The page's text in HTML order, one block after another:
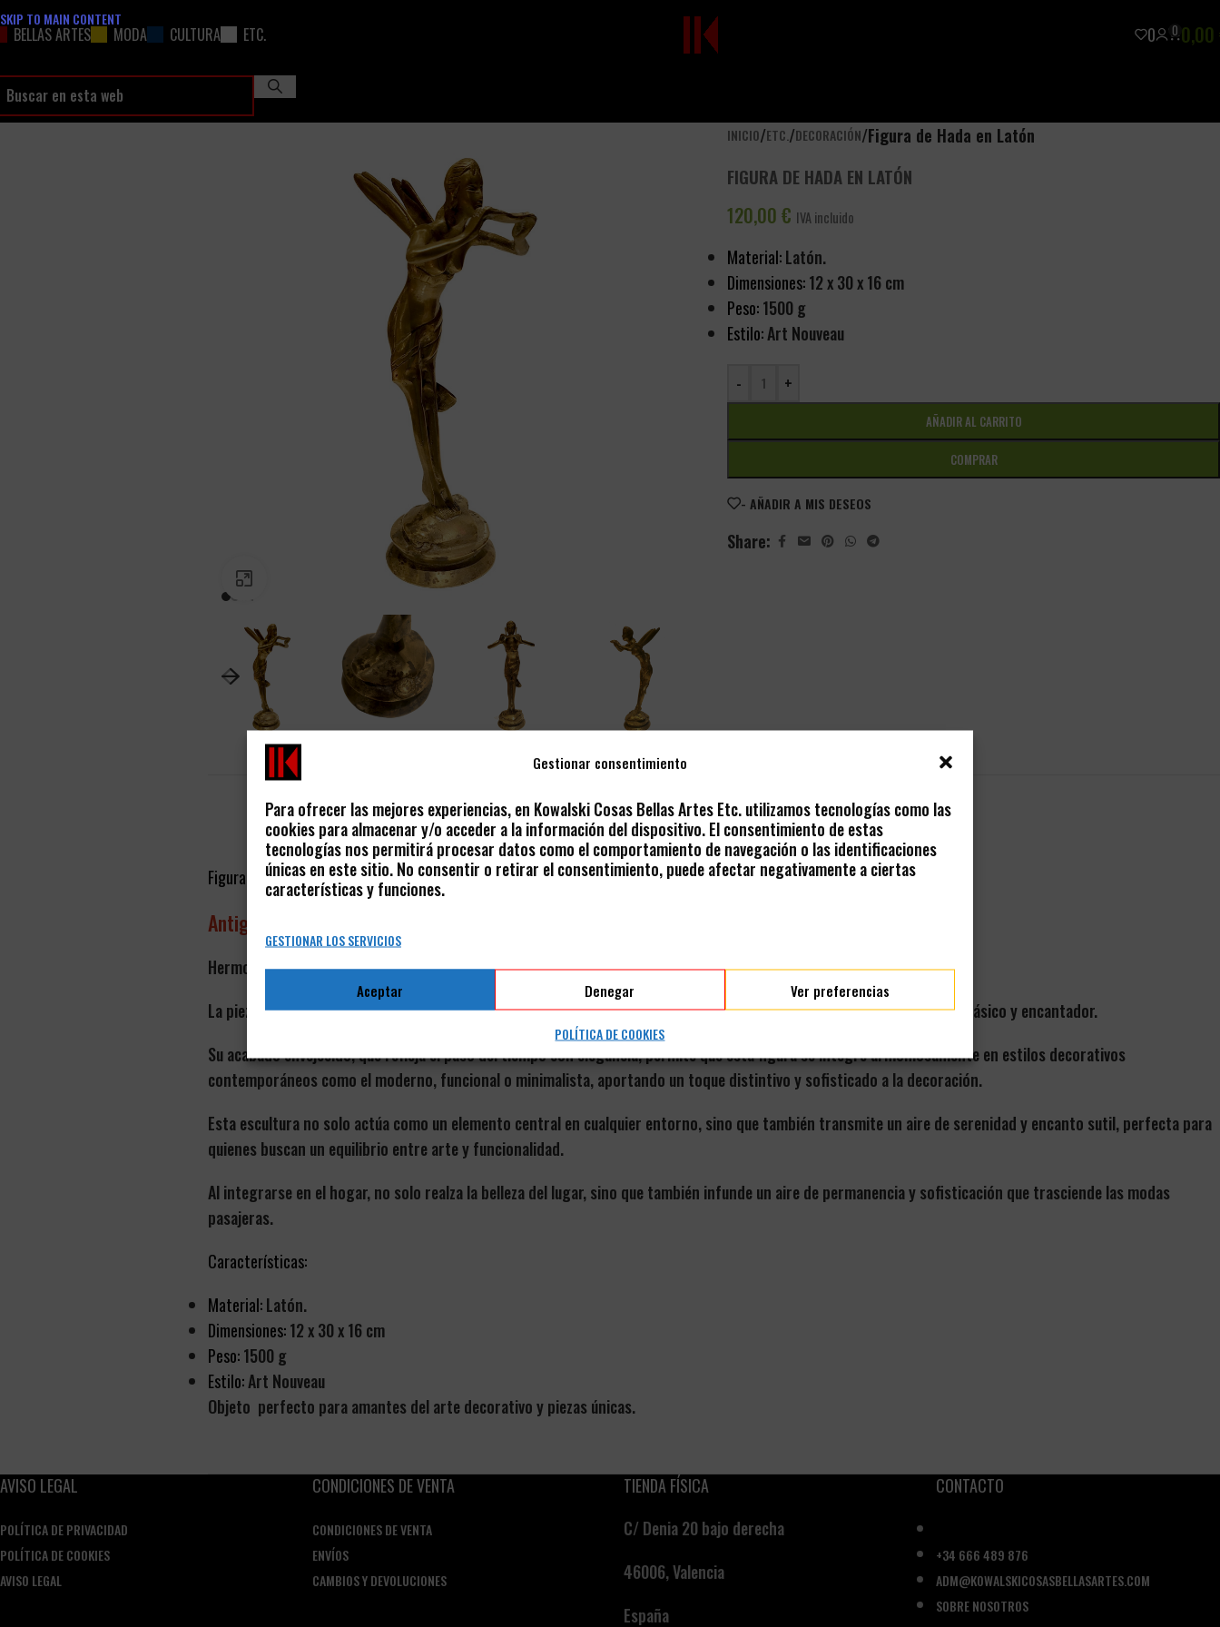
Gestionar consentimiento
Para ofrecer las mejores experiencias, en Kowalski Cosas Bellas Artes Etc. utilizamos tecnologías como las
cookies para almacenar y/o acceder a la información del dispositivo. El consentimiento de estas
tecnologías nos permitirá procesar datos como el comportamiento de navegación o las identificaciones
únicas en este sitio. No consentir o retirar el consentimiento, puede afectar negativamente a ciertas
características y funciones.
GESTIONAR LOS SERVICIOS
Aceptar Denegar Ver preferencias
POLÍTICA DE COOKIES
SKIP TO MAIN CONTENT
BELLAS ARTES MODA CULTURA ETC. 0 0 0,00
INICIO/ETC. /DECORACIÓN/Figura de Hada en Latón
FIGURA DE HADA EN LATÓN
120,00€ IVA incluido
Material:Latón.
Dimensiones:12 x 30 x 16 cm
Peso:1500 g
Estilo:Art Nouveau
- +
AÑADIR AL CARRITO
COMPRAR
- AÑADIR A MIS DESEOS
Share:
DESCRIPCIÓNVALORACIONES (0)
Figura de Hada en Latón
Antigüedades
Hermosa figura de hada fundida en latón, con un elegante diseño vintage con inspiración en Art Nouveau.
La pieza presenta a un hada en postura etérea, con delicadas alas y acabados en latón envejecido que aportan un aire clásico y encantador.
Su acabado envejecido, que refleja el paso del tiempo con elegancia, permite que esta figura se integre armoniosamente en estilos decorativos
contemporáneos como el moderno, funcional o minimalista, aportando un toque distintivo y sofisticado a la decoración.
Esta escultura no solo actúa como un elemento central en cualquier entorno, sino que también transmite un aire de serenidad y encanto sutil, perfecta para
quienes buscan un equilibrio entre arte y funcionalidad.
Al integrarse en el hogar, no solo realza la belleza del lugar, sino que también infunde un aire de permanencia y sofisticación que trasciende las modas
pasajeras.
Características:
Material:Latón.
Dimensiones:12 x 30 x 16 cm
Peso:1500 g
Estilo:Art Nouveau
Objeto perfecto para amantes del arte decorativo y piezas únicas.
AVISO LEGAL
POLÍTICA DE PRIVACIDAD
POLÍTICA DE COOKIES
AVISO LEGAL
CONDICIONES DE VENTA
CONDICIONES DE VENTA
ENVÍOS
CAMBIOS Y DEVOLUCIONES
TIENDA FÍSICA
C/ Denia 20 bajo derecha
46006, Valencia
España
CONTACTO
+34 666 489 876
ADM@KOWALSKICOSASBELLASARTES.COM
SOBRE NOSOTROS